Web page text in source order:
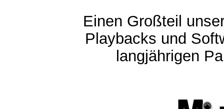
Einen Großteil
Playbacks und
langjährigen